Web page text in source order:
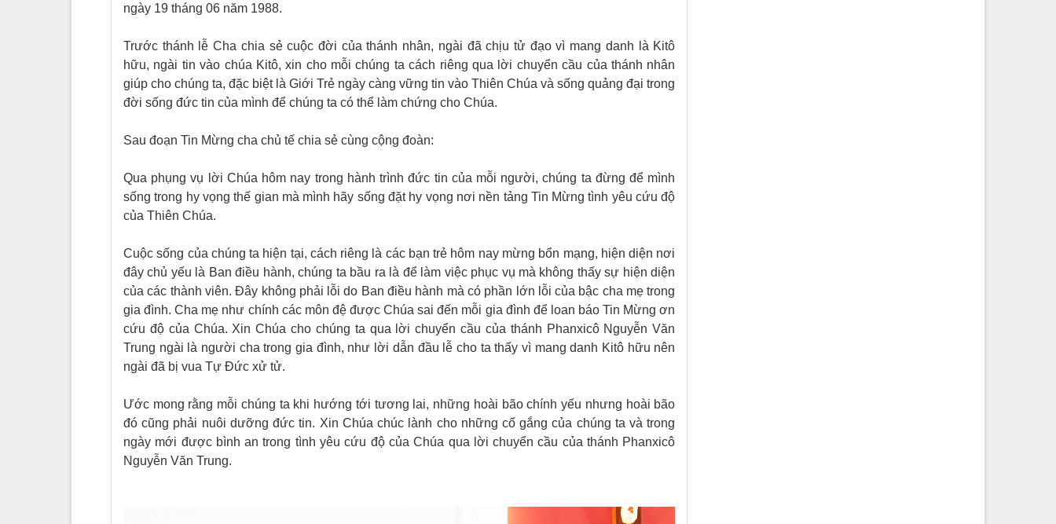
ngày 19 tháng 06 năm 1988.
Trước thánh lễ Cha chia sẻ cuộc đời của thánh nhân, ngài đã chịu tử đạo vì mang danh là Kitô
hữu, ngài tin vào chúa Kitô, xin cho mỗi chúng ta cách riêng qua lời chuyển cầu của thánh nhân
giúp cho chúng ta, đặc biệt là Giới Trẻ ngày càng vững tin vào Thiên Chúa và sống quảng đại trong
đời sống đức tin của mình để chúng ta có thể làm chứng cho Chúa.
Sau đoạn Tin Mừng cha chủ tế chia sẻ cùng cộng đoàn:
Qua phụng vụ lời Chúa hôm nay trong hành trình đức tin của mỗi người, chúng ta đừng để mình
sống trong hy vọng thế gian mà mình hãy sống đặt hy vọng nơi nền tảng Tin Mừng tình yêu cứu độ
của Thiên Chúa.
Cuộc sống của chúng ta hiện tại, cách riêng là các bạn trẻ hôm nay mừng bổn mạng, hiện diện nơi
đây chủ yếu là Ban điều hành, chúng ta bầu ra là để làm việc phục vụ mà không thấy sự hiện diện
của các thành viên. Đây không phải lỗi do Ban điều hành mà có phần lớn lỗi của bậc cha mẹ trong
gia đình. Cha mẹ như chính các môn đệ được Chúa sai đến mỗi gia đình để loan báo Tin Mừng ơn
cứu độ của Chúa. Xin Chúa cho chúng ta qua lời chuyển cầu của thánh Phanxicô Nguyễn Văn
Trung ngài là người cha trong gia đình, như lời dẫn đầu lễ cho ta thấy vì mang danh Kitô hữu nên
ngài đã bị vua Tự Đức xử tử.
Ước mong rằng mỗi chúng ta khi hướng tới tương lai, những hoài bão chính yếu nhưng hoài bão
đó cũng phải nuôi dưỡng đức tin. Xin Chúa chúc lành cho những cố gắng của chúng ta và trong
ngày mới được bình an trong tình yêu cứu độ của Chúa qua lời chuyển cầu của thánh Phanxicô
Nguyễn Văn Trung.